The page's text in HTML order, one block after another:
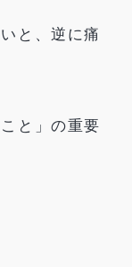
と、逆に痛
と」の重要